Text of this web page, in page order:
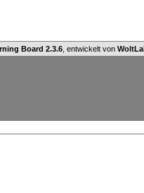
Board 2.3.6 , entwickelt von